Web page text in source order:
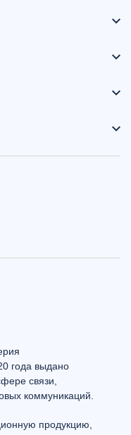
года выдано
связи,
коммуникаций.
продукцию,